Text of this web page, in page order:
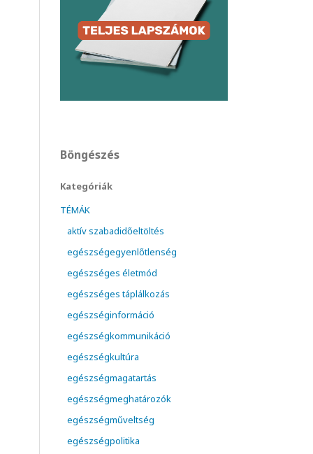
Böngészés
Kategóriák
TÉMÁK
aktív szabadidőeltöltés
egészségegyenlőtlenség
egészséges életmód
egészséges táplálkozás
egészséginformáció
egészségkommunikáció
egészségkultúra
egészségmagatartás
egészségmeghatározók
egészségműveltség
egészségpolitika